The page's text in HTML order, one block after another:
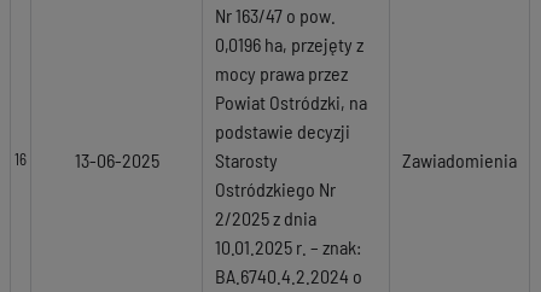
16 13-06-2025
Nr 163/47 o pow.
0,0196 ha, przejęty z
mocy prawa przez
Powiat Ostródzki, na
podstawie decyzji
Starosty
Ostródzkiego Nr
2/2025 z dnia
10.01.2025 r. – znak:
BA.6740.4.2.2024 o
Zawiadomienia